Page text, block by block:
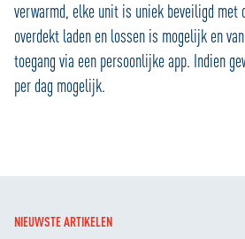
verwarmd, elke unit is uniek beveiligd met
overdekt laden en lossen is mogelijk en
toegang via een persoonlijke app. Indien
per dag mogelijk.
NIEUWSTE ARTIKELEN